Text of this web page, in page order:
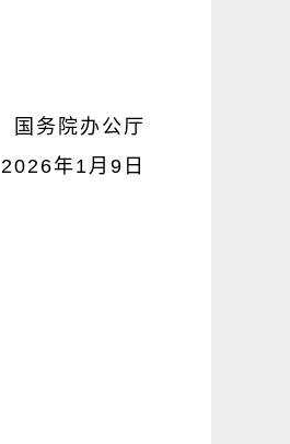
国务院办公厅
2026年1月9日